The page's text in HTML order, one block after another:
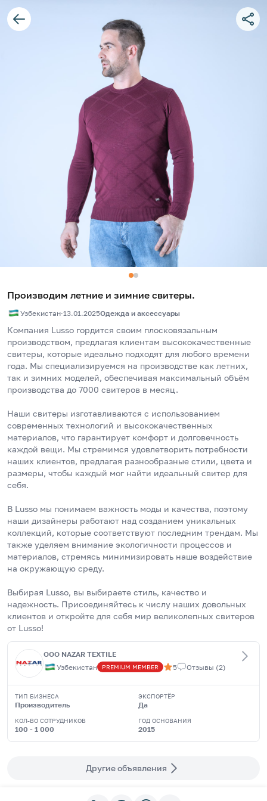
Производим летние и зимние свитеры.
Узбекистан·13.01.2025Одежда и аксессуары
Компания Lusso гордится своим плосковязальным
производством, предлагая клиентам высококачественные
свитеры, которые идеально подходят для любого времени
года. Мы специализируемся на производстве как летних,
так и зимних моделей, обеспечивая максимальный объём
производства до 7000 свитеров в месяц.
Наши свитеры изготавливаются с использованием
современных технологий и высококачественных
материалов, что гарантирует комфорт и долговечность
каждой вещи. Мы стремимся удовлетворить потребности
наших клиентов, предлагая разнообразные стили, цвета и
размеры, чтобы каждый мог найти идеальный свитер для
себя.
В Lusso мы понимаем важность моды и качества, поэтому
наши дизайнеры работают над созданием уникальных
коллекций, которые соответствуют последним трендам. Мы
также уделяем внимание экологичности процессов и
материалов, стремясь минимизировать наше воздействие
на окружающую среду.
Выбирая Lusso, вы выбираете стиль, качество и
надежность. Присоединяйтесь к числу наших довольных
клиентов и откройте для себя мир великолепных свитеров
от Lusso!
OOO NAZAR TEXTILE
Узбекистан
PREMIUM MEMBER 5 Отзывы (2)
ТИП БИЗНЕСА
Производитель
ЭКСПОРТЁР
Да
КОЛ-ВО СОТРУДНИКОВ
100 - 1 000
ГОД ОСНОВАНИЯ
2015
Другие объявления